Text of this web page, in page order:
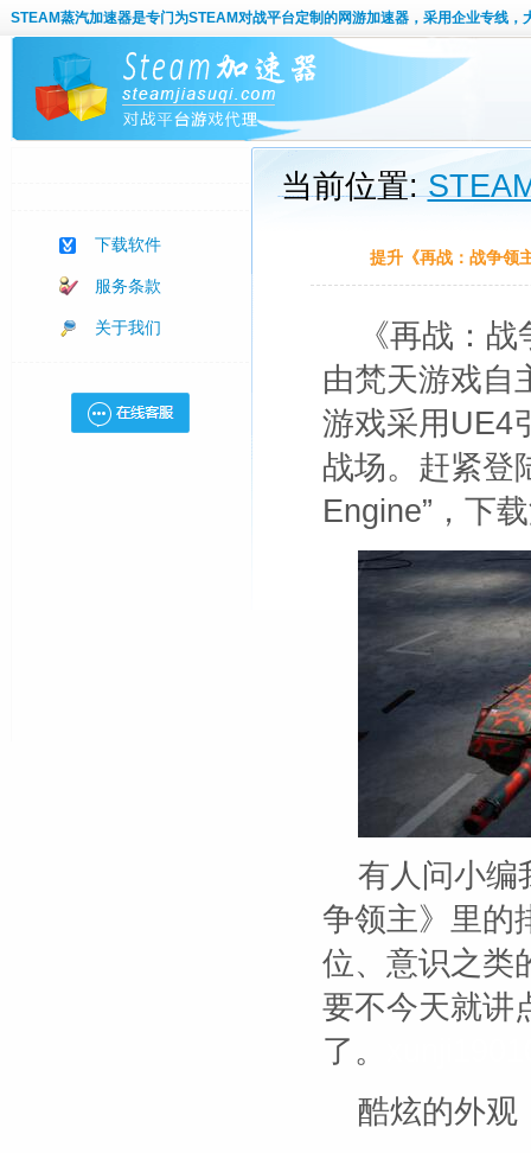
STEAM蒸汽加速器是专门为STEAM对战平台定制的网游加速器，采用企业专线，
下载软件
服务条款
关于我们
当前位置:
提升《再战：战争领
《再战：
由梵天游戏自
游戏采用UE4
战场。赶紧登
Engine”，下
有人问小编
争领主》里的
位、意识之类
要不今天就讲
了。
酷炫的外观